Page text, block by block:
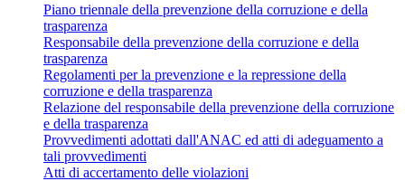
Piano triennale della prevenzione della corruzione e della
trasparenza
Responsabile della prevenzione della corruzione e della
trasparenza
Regolamenti per la prevenzione e la repressione della
corruzione e della trasparenza
Relazione del responsabile della prevenzione della corruzione
e della trasparenza
Provvedimenti adottati dall'ANAC ed atti di adeguamento a
tali provvedimenti
Atti di accertamento delle violazioni